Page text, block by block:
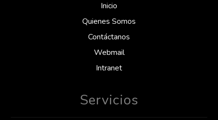
Inicio
Quienes Somos
Contáctanos
Webmail
Intranet
Servicios